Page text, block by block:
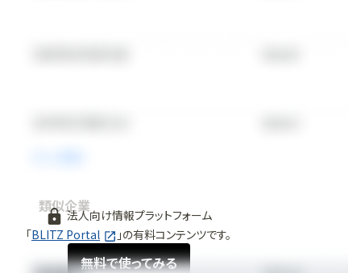
法人向け情報プラットフォーム
「BLITZ Portal 」の有料コンテンツです。
無料で使ってみる
類似企業